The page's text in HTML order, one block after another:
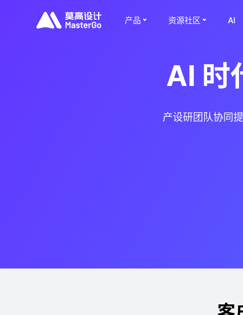
产品 资源社区 AI
AI 时
产设研团队协同